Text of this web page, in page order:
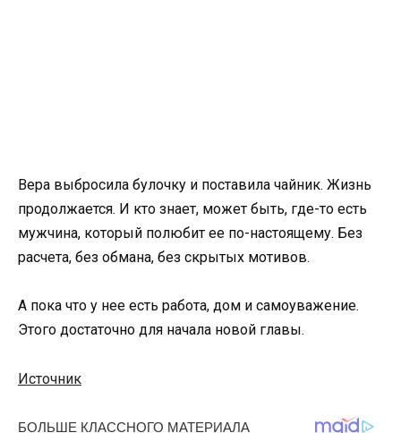
Вера выбросила булочку и поставила чайник. Жизнь
продолжается. И кто знает, может быть, где-то есть
мужчина, который полюбит ее по-настоящему. Без
расчета, без обмана, без скрытых мотивов.
А пока что у нее есть работа, дом и самоуважение.
Этого достаточно для начала новой главы.
Источник